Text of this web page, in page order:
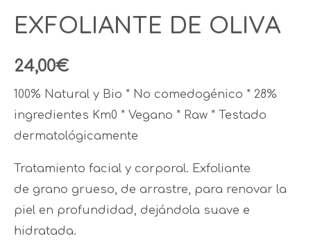
EXFOLIANTE DE OLIVA
24,00€
100% Natural y Bio * No comedogénico * 28%
ingredientes Km0 * Vegano * Raw * Testado
dermatológicamente
Tratamiento facial y corporal. Exfoliante
de grano grueso, de arrastre, para renovar la
piel en profundidad, dejándola suave e
hidratada.